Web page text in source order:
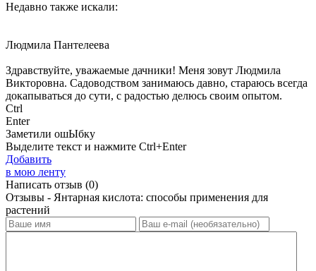
Недавно также искали:
Людмила Пантелеева
Здравствуйте, уважаемые дачники! Меня зовут Людмила
Викторовна. Садоводством занимаюсь давно, стараюсь всегда
докапываться до сути, с радостью делюсь своим опытом.
Ctrl
Enter
Заметили ошЫбку
Выделите текст и нажмите Ctrl+Enter
Добавить
в мою ленту
Написать отзыв (0)
Отзывы - Янтарная кислота: способы применения для
растений